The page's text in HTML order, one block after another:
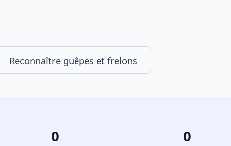
Reconnaître guêpes et frelons
0 0